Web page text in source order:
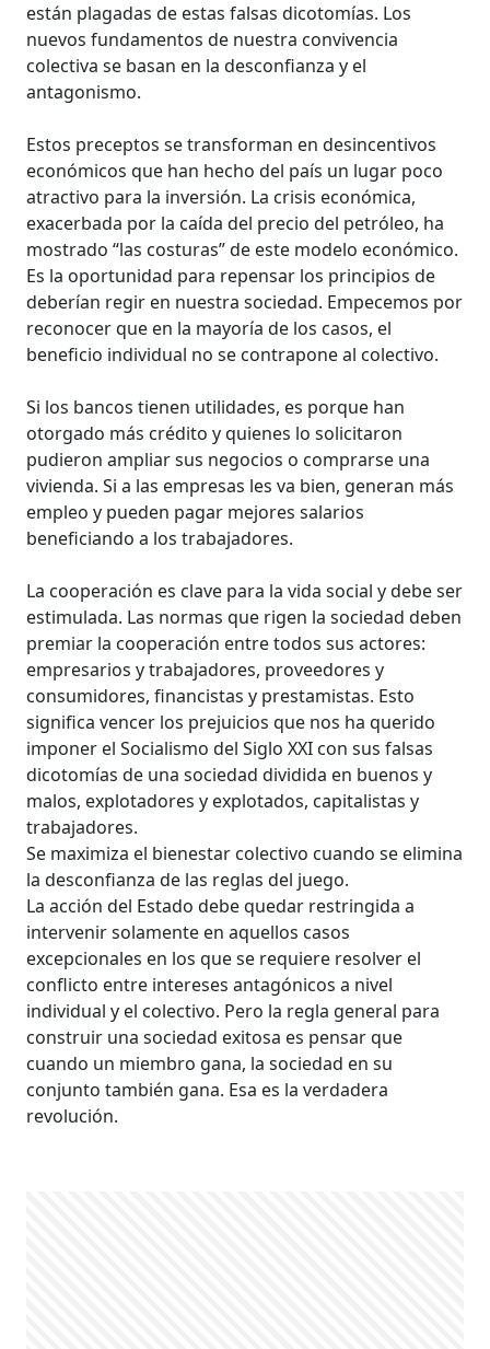
están plagadas de estas falsas dicotomías. Los
nuevos fundamentos de nuestra convivencia
colectiva se basan en la desconfianza y el
antagonismo.
Estos preceptos se transforman en desincentivos
económicos que han hecho del país un lugar poco
atractivo para la inversión. La crisis económica,
exacerbada por la caída del precio del petróleo, ha
mostrado “las costuras” de este modelo económico.
Es la oportunidad para repensar los principios de
deberían regir en nuestra sociedad. Empecemos por
reconocer que en la mayoría de los casos, el
beneficio individual no se contrapone al colectivo.
Si los bancos tienen utilidades, es porque han
otorgado más crédito y quienes lo solicitaron
pudieron ampliar sus negocios o comprarse una
vivienda. Si a las empresas les va bien, generan más
empleo y pueden pagar mejores salarios
beneficiando a los trabajadores.
La cooperación es clave para la vida social y debe ser
estimulada. Las normas que rigen la sociedad deben
premiar la cooperación entre todos sus actores:
empresarios y trabajadores, proveedores y
consumidores, financistas y prestamistas. Esto
significa vencer los prejuicios que nos ha querido
imponer el Socialismo del Siglo XXI con sus falsas
dicotomías de una sociedad dividida en buenos y
malos, explotadores y explotados, capitalistas y
trabajadores.
Se maximiza el bienestar colectivo cuando se elimina
la desconfianza de las reglas del juego.
La acción del Estado debe quedar restringida a
intervenir solamente en aquellos casos
excepcionales en los que se requiere resolver el
conflicto entre intereses antagónicos a nivel
individual y el colectivo. Pero la regla general para
construir una sociedad exitosa es pensar que
cuando un miembro gana, la sociedad en su
conjunto también gana. Esa es la verdadera
revolución.